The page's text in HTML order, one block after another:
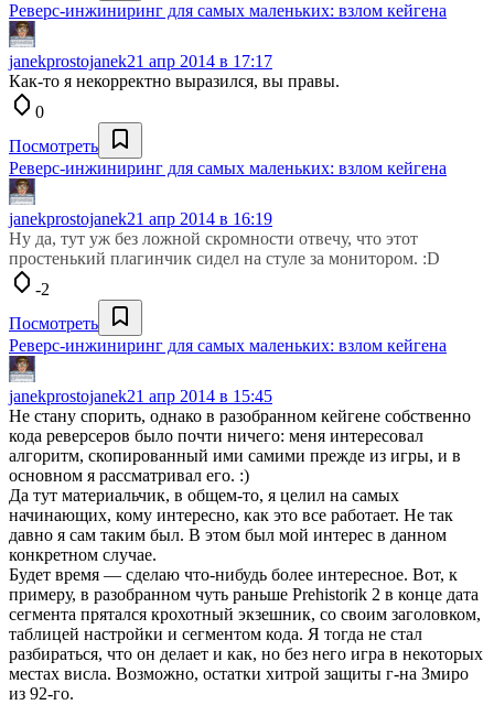
Реверс-инжиниринг для самых маленьких: взлом кейгена
janekprostojanek21 апр 2014 в 17:17
Как-то я некорректно выразился, вы правы.
0
Посмотреть
Реверс-инжиниринг для самых маленьких: взлом кейгена
janekprostojanek21 апр 2014 в 16:19
Ну да, тут уж без ложной скромности отвечу, что этот
простенький плагинчик сидел на стуле за монитором. :D
-2
Посмотреть
Реверс-инжиниринг для самых маленьких: взлом кейгена
janekprostojanek21 апр 2014 в 15:45
Не стану спорить, однако в разобранном кейгене собственно
кода реверсеров было почти ничего: меня интересовал
алгоритм, скопированный ими самими прежде из игры, и в
основном я рассматривал его. :)
Да тут материальчик, в общем-то, я целил на самых
начинающих, кому интересно, как это все работает. Не так
давно я сам таким был. В этом был мой интерес в данном
конкретном случае.
Будет время — сделаю что-нибудь более интересное. Вот, к
примеру, в разобранном чуть раньше Prehistorik 2 в конце дата
сегмента прятался крохотный экзешник, со своим заголовком,
таблицей настройки и сегментом кода. Я тогда не стал
разбираться, что он делает и как, но без него игра в некоторых
местах висла. Возможно, остатки хитрой защиты г-на Змиро
из 92-го.